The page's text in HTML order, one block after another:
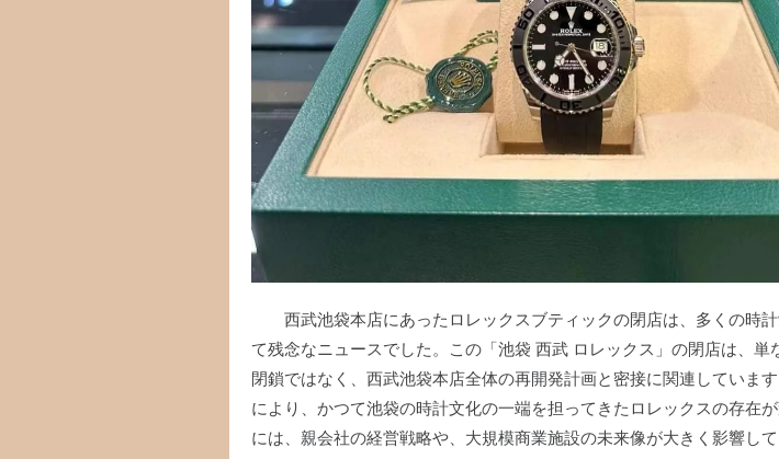
西武池袋本店にあったロレックスブティックの閉店は、多くの時
て残念なニュースでした。この「池袋 西武 ロレックス」の閉店は、単
閉鎖ではなく、西武池袋本店全体の再開発計画と密接に関連していま
により、かつて池袋の時計文化の一端を担ってきたロレックスの存在
には、親会社の経営戦略や、大規模商業施設の未来像が大きく影響し